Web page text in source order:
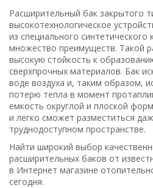
Расширительный бак закрытого
высокотехнологическое
из специального синтетического
множество преимуществ. Такой
высокую стойкость к
сверхпрочных материалов. Бак
воде воздуха и, таким образом,
потерю тепла в момент
емкость округлой и плоской
и легко сможет разместиться
труднодоступном пространстве.
Найти широкий выбор
расширительных баков от
в Интернет магазине
сегодня.